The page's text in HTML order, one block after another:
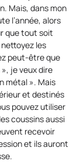
Mais, dans mon
l’année, alors
que tout soit
les
peut-être que
je veux dire
métal ». Mais
et destinés
pouvez utiliser
coussins aussi
recevoir
et ils auront